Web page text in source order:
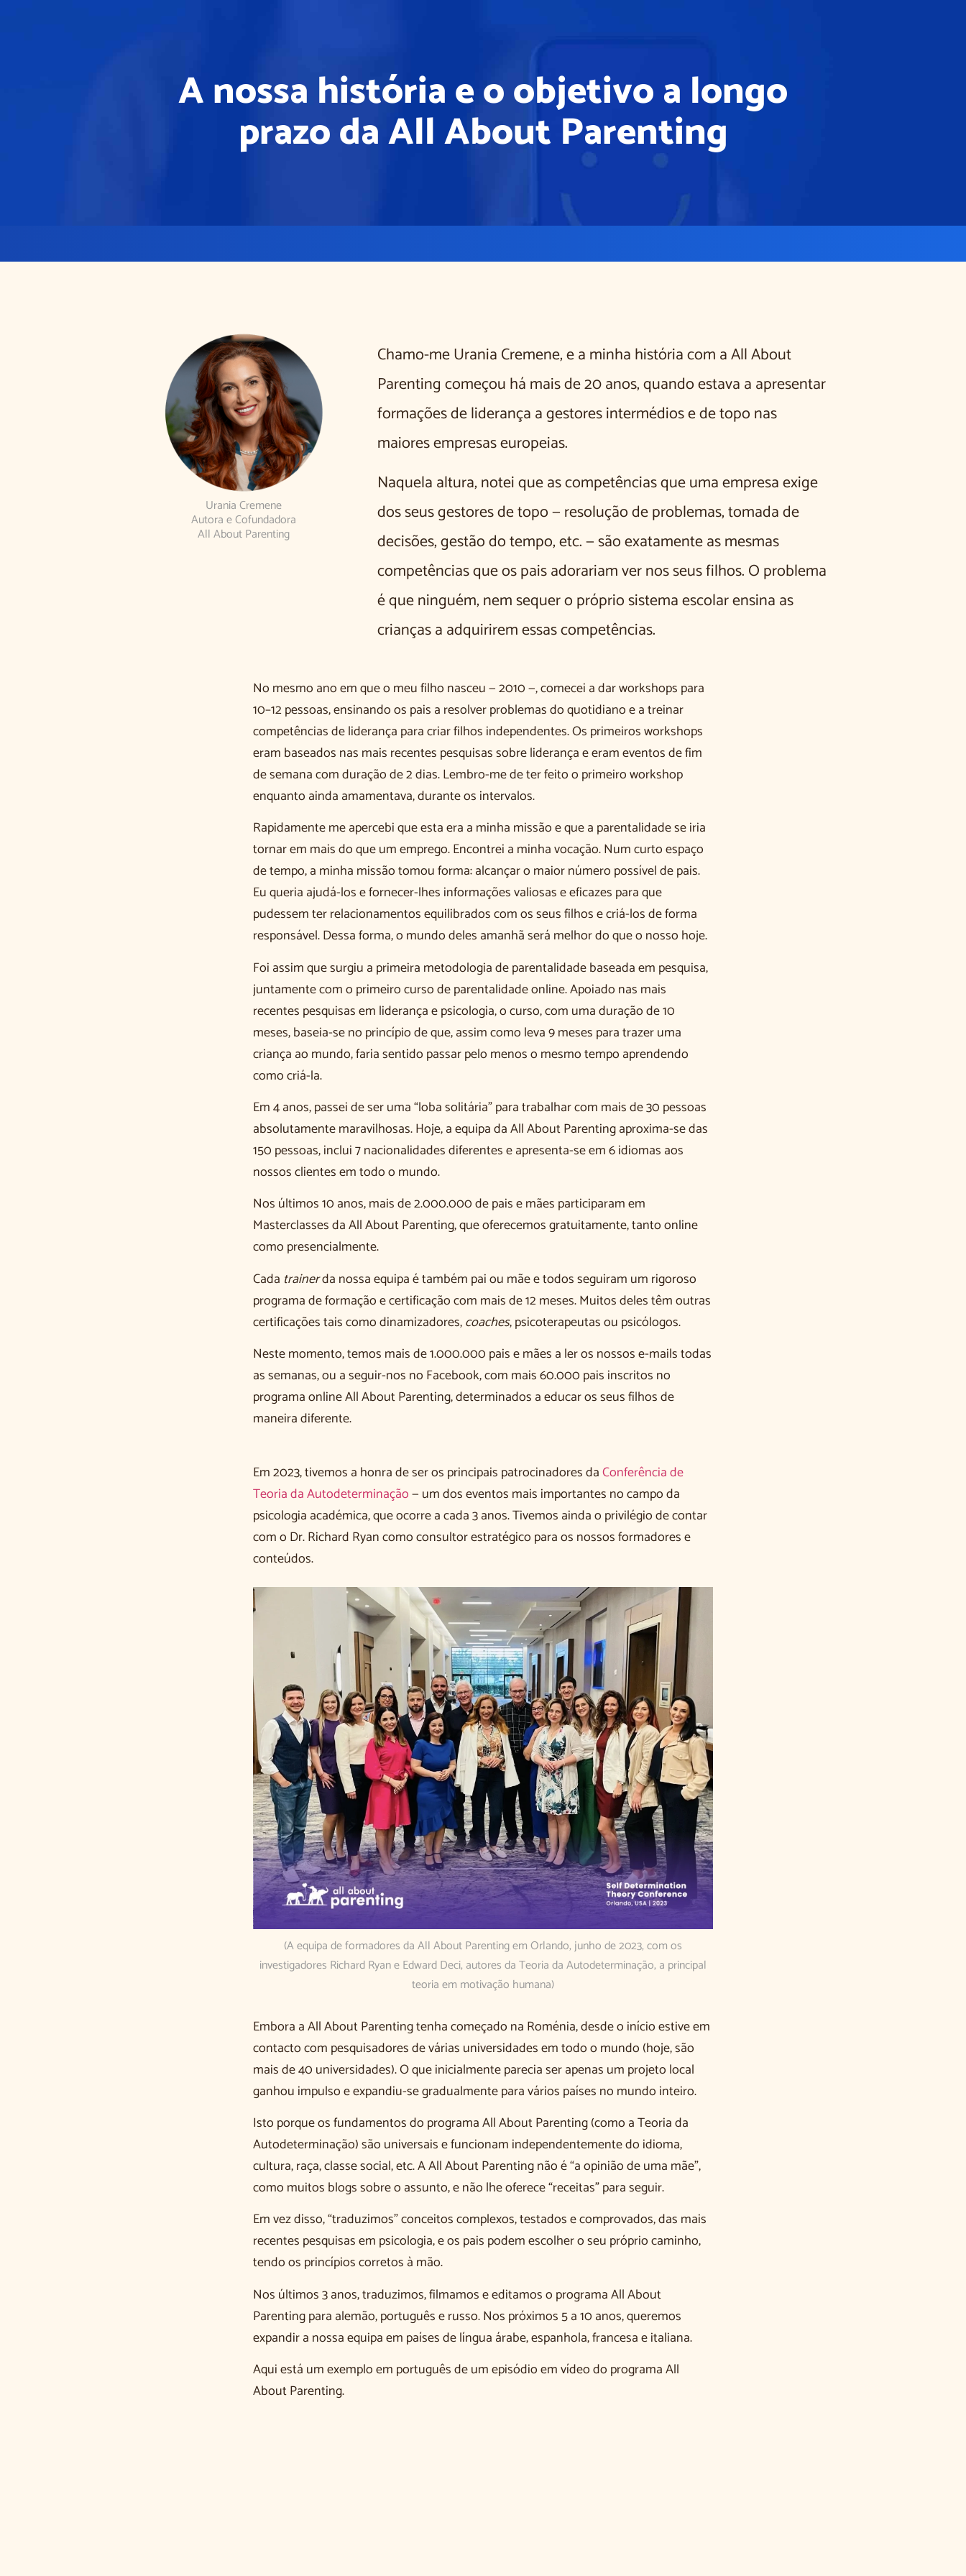
A nossa história e o objetivo a longo
prazo da All About Parenting
Urania Cremene
Autora e Cofundadora
All About Parenting
Chamo-me Urania Cremene, e a minha história com a All About
Parenting começou há mais de 20 anos, quando estava a apresentar
formações de liderança a gestores intermédios e de topo nas
maiores empresas europeias.
Naquela altura, notei que as competências que uma empresa exige
dos seus gestores de topo — resolução de problemas, tomada de
decisões, gestão do tempo, etc. — são exatamente as mesmas
competências que os pais adorariam ver nos seus filhos. O problema
é que ninguém, nem sequer o próprio sistema escolar ensina as
crianças a adquirirem essas competências.
No mesmo ano em que o meu filho nasceu — 2010 —, comecei a dar workshops para
10–12 pessoas, ensinando os pais a resolver problemas do quotidiano e a treinar
competências de liderança para criar filhos independentes. Os primeiros workshops
eram baseados nas mais recentes pesquisas sobre liderança e eram eventos de fim
de semana com duração de 2 dias. Lembro-me de ter feito o primeiro workshop
enquanto ainda amamentava, durante os intervalos.
Rapidamente me apercebi que esta era a minha missão e que a parentalidade se iria
tornar em mais do que um emprego. Encontrei a minha vocação. Num curto espaço
de tempo, a minha missão tomou forma: alcançar o maior número possível de pais.
Eu queria ajudá-los e fornecer-lhes informações valiosas e eficazes para que
pudessem ter relacionamentos equilibrados com os seus filhos e criá-los de forma
responsável. Dessa forma, o mundo deles amanhã será melhor do que o nosso hoje.
Foi assim que surgiu a primeira metodologia de parentalidade baseada em pesquisa,
juntamente com o primeiro curso de parentalidade online. Apoiado nas mais
recentes pesquisas em liderança e psicologia, o curso, com uma duração de 10
meses, baseia-se no princípio de que, assim como leva 9 meses para trazer uma
criança ao mundo, faria sentido passar pelo menos o mesmo tempo aprendendo
como criá-la.
Em 4 anos, passei de ser uma “loba solitária” para trabalhar com mais de 30 pessoas
absolutamente maravilhosas. Hoje, a equipa da All About Parenting aproxima-se das
150 pessoas, inclui 7 nacionalidades diferentes e apresenta-se em 6 idiomas aos
nossos clientes em todo o mundo.
Nos últimos 10 anos, mais de 2.000.000 de pais e mães participaram em
Masterclasses da All About Parenting, que oferecemos gratuitamente, tanto online
como presencialmente.
Cada trainerda nossa equipa é também pai ou mãe e todos seguiram um rigoroso
programa de formação e certificação com mais de 12 meses. Muitos deles têm outras
certificações tais como dinamizadores,coaches, psicoterapeutas ou psicólogos.
Neste momento, temos mais de 1.000.000 pais e mães a ler os nossos e-mails todas
as semanas, ou a seguir-nos no Facebook, com mais 60.000 pais inscritos no
programa online All About Parenting, determinados a educar os seus filhos de
maneira diferente.
Em 2023, tivemos a honra de ser os principais patrocinadores daConferência de
Teoria da Autodeterminação— um dos eventos mais importantes no campo da
psicologia académica, que ocorre a cada 3 anos. Tivemos ainda o privilégio de contar
com o Dr. Richard Ryan como consultor estratégico para os nossos formadores e
conteúdos.
(A equipa de formadores da All About Parenting em Orlando, junho de 2023, com os
investigadores Richard Ryan e Edward Deci, autores da Teoria da Autodeterminação, a principal
teoria em motivação humana)
Embora a All About Parenting tenha começado na Roménia, desde o início estive em
contacto com pesquisadores de várias universidades em todo o mundo (hoje, são
mais de 40 universidades). O que inicialmente parecia ser apenas um projeto local
ganhou impulso e expandiu-se gradualmente para vários países no mundo inteiro.
Isto porque os fundamentos do programa All About Parenting (como a Teoria da
Autodeterminação) são universais e funcionam independentemente do idioma,
cultura, raça, classe social, etc. A All About Parenting não é “a opinião de uma mãe”,
como muitos blogs sobre o assunto, e não lhe oferece “receitas” para seguir.
Em vez disso, “traduzimos” conceitos complexos, testados e comprovados, das mais
recentes pesquisas em psicologia, e os pais podem escolher o seu próprio caminho,
tendo os princípios corretos à mão.
Nos últimos 3 anos, traduzimos, filmamos e editamos o programa All About
Parenting para alemão, português e russo. Nos próximos 5 a 10 anos, queremos
expandir a nossa equipa em países de língua árabe, espanhola, francesa e italiana.
Aqui está um exemplo em português de um episódio em vídeo do programa All
About Parenting.